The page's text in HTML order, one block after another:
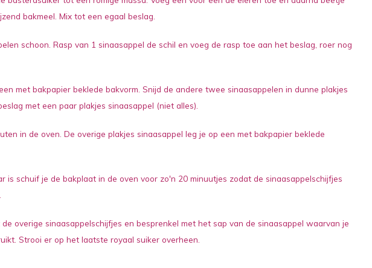
bakmeel. Mix tot een egaal beslag.
schoon. Rasp van 1 sinaasappel de schil en voeg de rasp toe aan het beslag, roer nog
met bakpapier beklede bakvorm. Snijd de andere twee sinaasappelen in dunne plakjes
met een paar plakjes sinaasappel (niet alles).
in de oven. De overige plakjes sinaasappel leg je op een met bakpapier beklede
is schuif je de bakplaat in de oven voor zo'n 20 minuutjes zodat de sinaasappelschijfjes
overige sinaasappelschijfjes en besprenkel met het sap van de sinaasappel waarvan je
Strooi er op het laatste royaal suiker overheen.